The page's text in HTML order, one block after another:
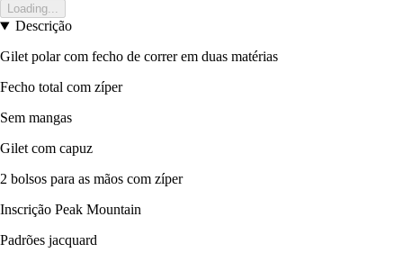
Loading...
Descrição
Gilet polar com fecho de correr em duas matérias
Fecho total com zíper
Sem mangas
Gilet com capuz
2 bolsos para as mãos com zíper
Inscrição Peak Mountain
Padrões jacquard